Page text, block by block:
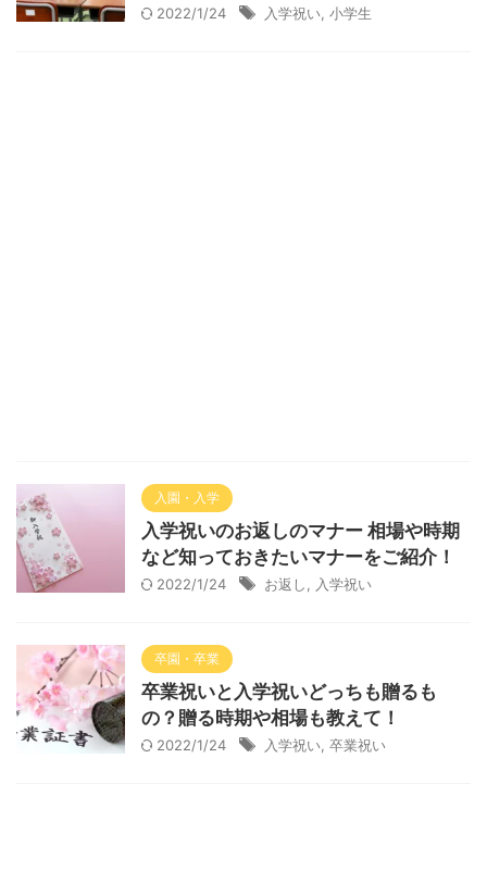
2022/1/24 入学祝い 小学生
入園・入学
入学祝いのお返しのマナー 相場や時期
など知っておきたいマナーをご紹介！
2022/1/24 お返し 入学祝い
卒園・卒業
卒業祝いと入学祝いどっちも贈るも
の？贈る時期や相場も教えて！
2022/1/24 入学祝い 卒業祝い